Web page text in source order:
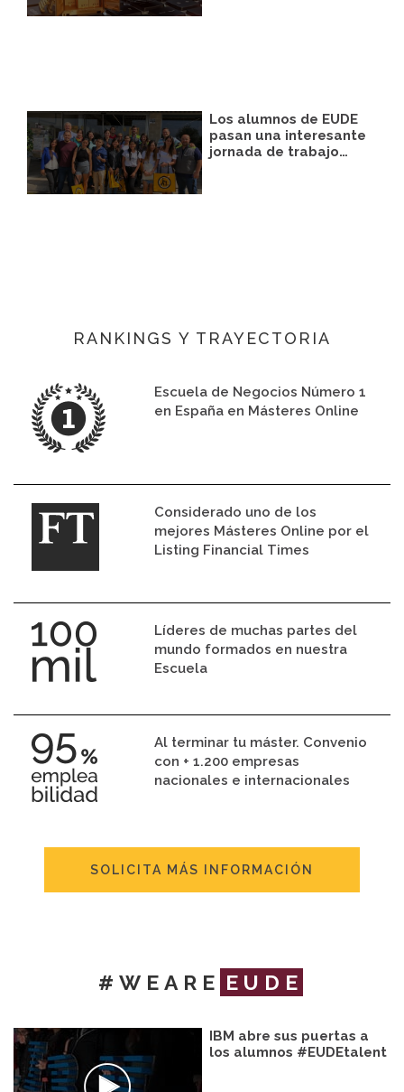
Los alumnos de EUDE
pasan una interesante
jornada de trabajo…
RANKINGS Y TRAYECTORIA
Escuela de Negocios Número 1
en España en Másteres Online
Considerado uno de los
mejores Másteres Online por el
Listing Financial Times
Líderes de muchas partes del
mundo formados en nuestra
Escuela
Al terminar tu máster. Convenio
con + 1.200 empresas
nacionales e internacionales
SOLICITA MÁS INFORMACIÓN
#WEARE EUDE
IBM abre sus puertas a
los alumnos #EUDEtalent